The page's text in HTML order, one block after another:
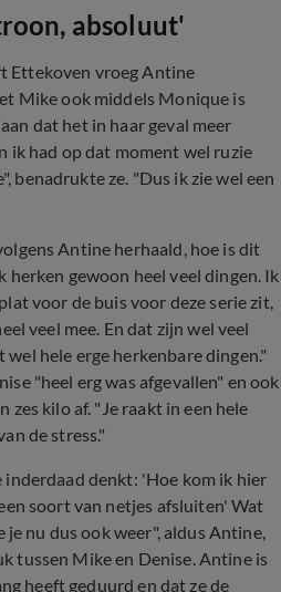
absoluut'
Ettekoven vroeg Antine
Mike ook middels Monique is
dat het in haar geval meer
ik had op dat moment wel ruzie
benadrukte ze. "Dus ik zie wel een
Antine herhaald, hoe is dit
herken gewoon heel veel dingen. Ik
voor de buis voor deze serie zit,
veel mee. En dat zijn wel veel
hele erge herkenbare dingen."
"heel erg was afgevallen" en ook
zes kilo af. "Je raakt in een hele
de stress."
inderdaad denkt: 'Hoe kom ik hier
soort van netjes afsluiten' Wat
nu dus ook weer", aldus Antine,
tussen Mike en Denise. Antine is
heeft geduurd en dat ze de